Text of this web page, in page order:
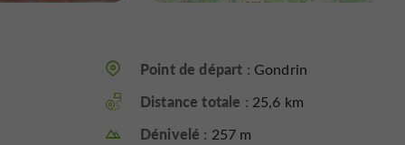
Point de départ : Gondrin
Distance totale : 25,6 km
Dénivelé : 257 m